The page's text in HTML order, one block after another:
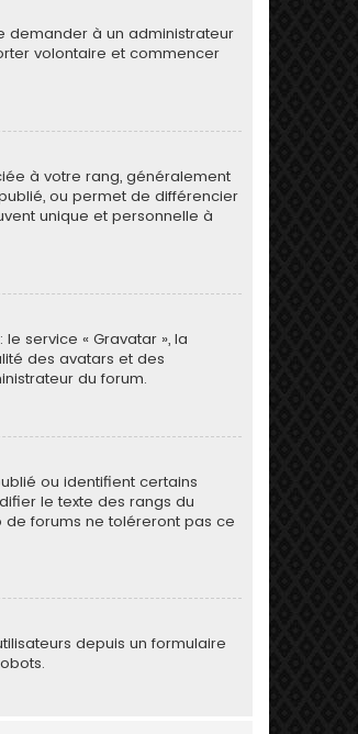
demander à un administrateur
volontaire et commencer
à votre rang, généralement
ou permet de différencier
unique et personnelle à
service « Gravatar », la
des avatars et des
du forum.
ou identifient certains
le texte des rangs du
de forums ne toléreront pas ce
depuis un formulaire